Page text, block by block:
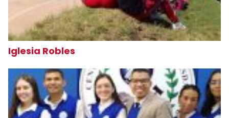
Iglesia Robles